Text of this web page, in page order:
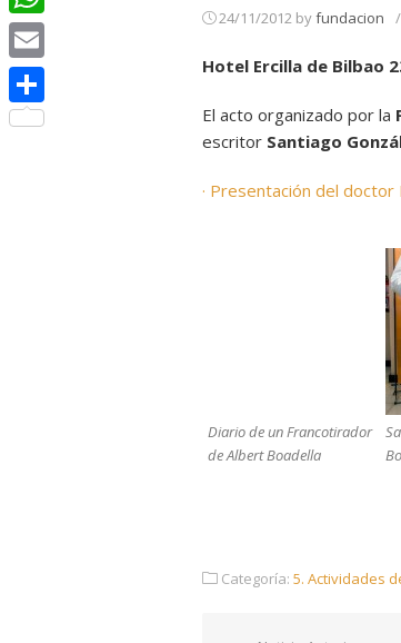
24/11/2012 byfundacion /
Hotel Ercilla de Bilbao
El acto organizado por la
escritor Santiago
· Presentación del doctor
Diario de un Francotirador
de Albert Boadella
Categoría: 5. Actividades
WhatsApp
Email
Compartir